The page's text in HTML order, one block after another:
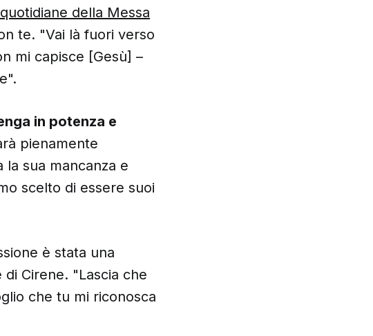
della Messa
te. "Vai là fuori verso
mi capisce [Gesù] –
in potenza e
pienamente
sua mancanza e
scelto di essere suoi
è stata una
Cirene. "Lascia che
che tu mi riconosca